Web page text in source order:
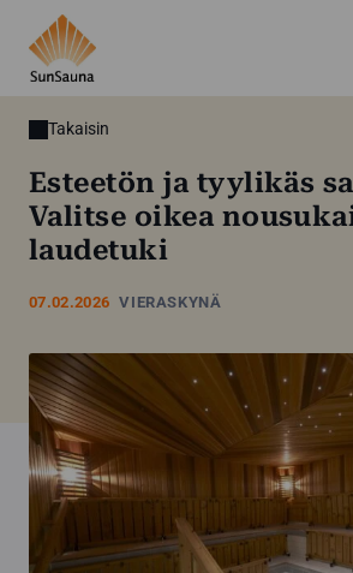
Takaisin
07.02.2026 VIERASKYNÄ
Esteetön ja tyylikäs
Valitse oikea
laudetuki